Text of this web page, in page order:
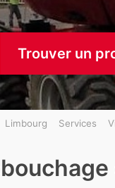
Trouver un
Limbourg Services